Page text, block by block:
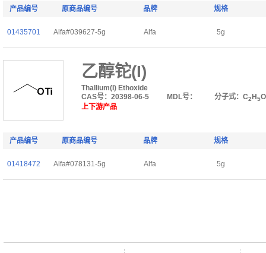
产品编号 原商品编号 品牌 规格
01435701 Alfa#039627-5g Alfa 5g
乙醇铊(I)
Thallium(I) Ethoxide
CAS号：20398-06-5
MDL号： 分子式：C2 H 5
上下游产品
产品编号 原商品编号 品牌 规格
01418472 Alfa#078131-5g Alfa 5g